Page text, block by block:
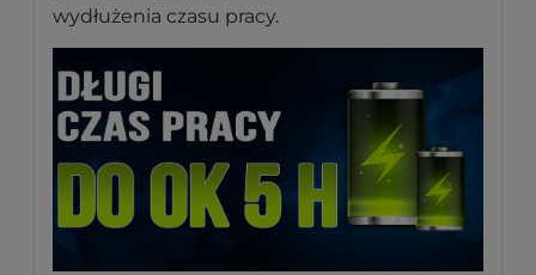
wydłużenia czasu pracy.